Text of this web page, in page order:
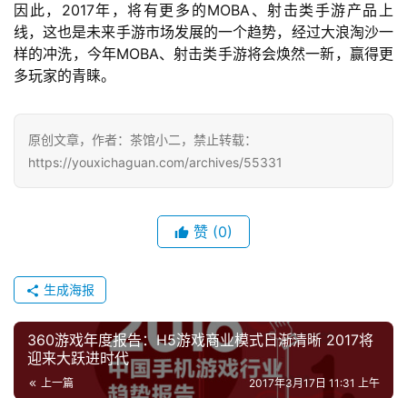
5
第
十
三
茶
奖
月
0
日
因此，2017年，将有更多的MOBA、射击类手游产品上
线，这也是未来手游市场发展的一个趋势，经过大浪淘沙一
样的冲洗，今年MOBA、射击类手游将会焕然一新，赢得更
多玩家的青睐。
原创文章，作者：茶馆小二，禁止转载：
https://youxichaguan.com/archives/55331
赞 (0)
生成海报
360游戏年度报告：H5游戏商业模式日渐清晰 2017将
迎来大跃进时代
上一篇 2017年3月17日 11:31 上午